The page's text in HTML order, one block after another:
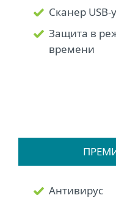
Сканер USB-
Защита в
времени
Антивирус